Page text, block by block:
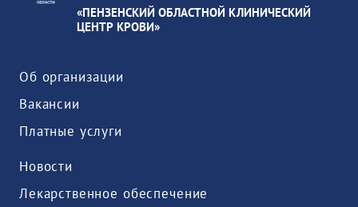
«ПЕНЗЕНСКИЙ ОБЛАСТНОЙ КЛИНИЧЕСКИЙ
ЦЕНТР КРОВИ»
Об организации
Вакансии
Платные услуги
Новости
Лекарственное обеспечение